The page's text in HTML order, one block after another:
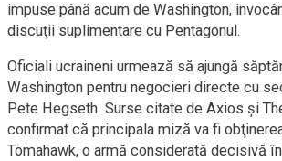
impuse până acum de Washington,
discuţii suplimentare cu Pentagonul.
Oficiali ucraineni urmează să ajungă
Washington pentru negocieri directe cu
Pete Hegseth. Surse citate de Axios şi
confirmat că principala miză va fi
Tomahawk, o armă considerată decisivă